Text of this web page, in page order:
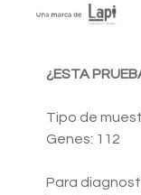
¿ESTA
Tipo de
Genes: 112
Para